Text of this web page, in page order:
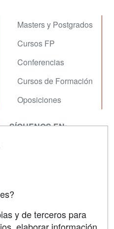
Masters y Postgrados
Cursos FP
Conferencias
Cursos de Formación
Oposiciones
SÍGUENOS EN:
y de terceros para